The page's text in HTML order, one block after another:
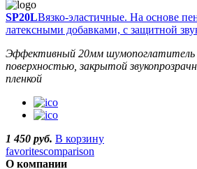
SP20LВязко-эластичные. На основе
латексными добавками, с защитной
Эффективный 20мм шумопоглатитель
поверхностью, закрытой
пленкой
1 450 руб. В корзину
favoritescomparison
О компании